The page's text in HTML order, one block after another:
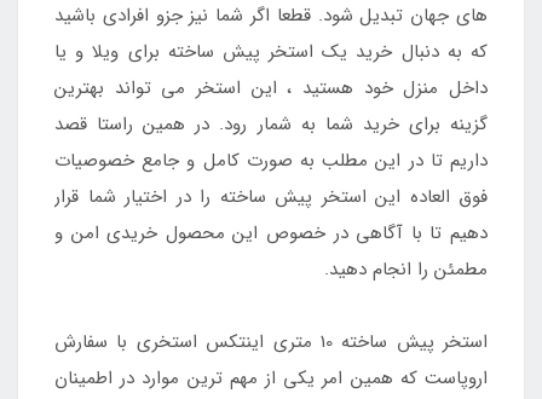
های جهان تبدیل شود. قطعا اگر شما نیز جزو افرادی باشید
که به دنبال خرید یک استخر پیش ساخته برای ویلا و یا
داخل منزل خود هستید ، این استخر می تواند بهترین
گزینه برای خرید شما به شمار رود. در همین راستا قصد
داریم تا در این مطلب به صورت کامل و جامع خصوصیات
فوق العاده این استخر پیش ساخته را در اختیار شما قرار
دهیم تا با آگاهی در خصوص این محصول خریدی امن و
مطمئن را انجام دهید.
استخر پیش ساخته 10 متری اینتکس استخری با سفارش
اروپاست که همین امر یکی از مهم ترین موارد در اطمینان